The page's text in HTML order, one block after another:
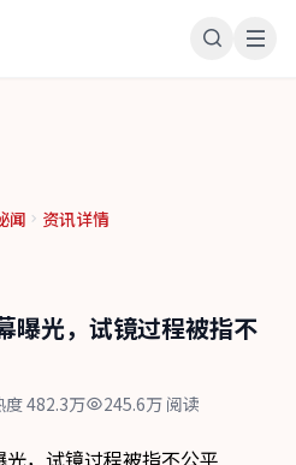
闻 资讯详情
曝光，试镜过程被指不
度 482.3万 245.6万 阅读